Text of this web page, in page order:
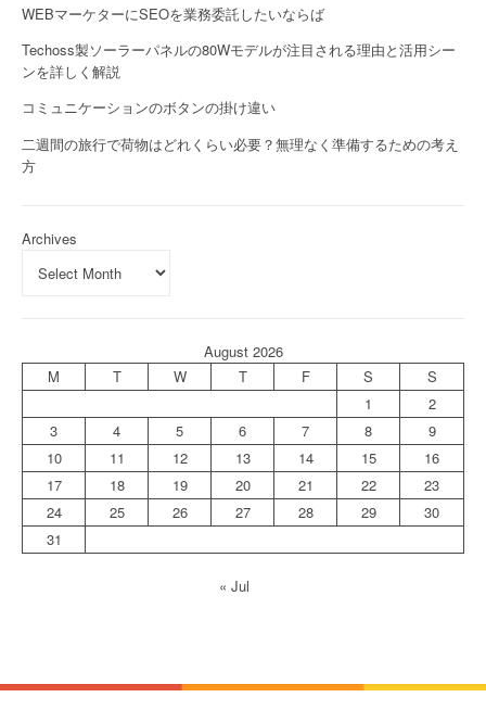
WEBマーケターにSEOを業務委託したいならば
Techoss製ソーラーパネルの80Wモデルが注目される理由と活用シー
ンを詳しく解説
コミュニケーションのボタンの掛け違い
二週間の旅行で荷物はどれくらい必要？無理なく準備するための考え
方
Archives
August 2026
M
T W T F S
S
1
2
3
4 5 6 7 8
9
10
11 12 13 14 15
16
17
18 19 20 21 22
23
24
25 26 27 28 29
30
31
« Jul